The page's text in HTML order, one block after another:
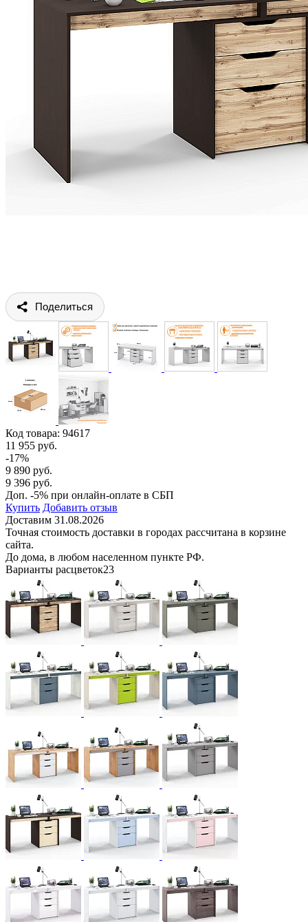
Поделиться
Код товара: 94617
11 955 руб.
-17%
9 890 руб.
9 396 руб.
Доп. -5% при онлайн-оплате в СБП
Купить Добавить отзыв
Доставим 31.08.2026
Точная стоимость доставки в городах рассчитана в корзине
сайта.
До дома, в любом населенном пункте РФ.
Варианты расцветок23